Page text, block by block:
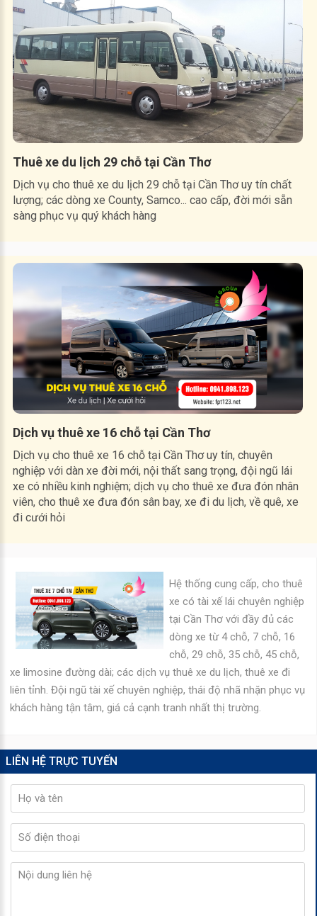
Thuê xe du lịch 29 chỗ tại Cần Thơ
Dịch vụ cho thuê xe du lịch 29 chỗ tại Cần Thơ uy tín chất
lượng; các dòng xe County, Samco... cao cấp, đời mới sẵn
sàng phục vụ quý khách hàng
Dịch vụ thuê xe 16 chỗ tại Cần Thơ
Dịch vụ cho thuê xe 16 chỗ tại Cần Thơ uy tín, chuyên
nghiệp với dàn xe đời mới, nội thất sang trọng, đội ngũ lái
xe có nhiều kinh nghiệm; dịch vụ cho thuê xe đưa đón nhân
viên, cho thuê xe đưa đón sân bay, xe đi du lịch, về quê, xe
đi cưới hỏi
Hệ thống cung cấp, cho thuê
xe có tài xế lái chuyên nghiệp
tại Cần Thơ với đầy đủ các
dòng xe từ 4 chỗ, 7 chỗ, 16
chỗ, 29 chỗ, 35 chỗ, 45 chỗ,
xe limosine đường dài; các dịch vụ thuê xe du lịch, thuê xe đi
liên tỉnh. Đội ngũ tài xế chuyên nghiệp, thái độ nhã nhặn phục vụ
khách hàng tận tâm, giá cả cạnh tranh nhất thị trường.
LIÊN HỆ TRỰC TUYẾN